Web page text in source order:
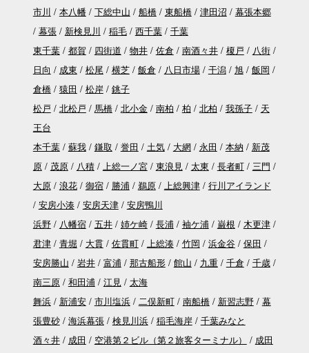
市川
本八幡 下総中山 船橋 東船橋 津田沼
幕張本郷
幕張
新検見川 稲毛 西千葉
千葉
東千葉
都賀 四街道 物井 佐倉 南酒々井 榎戸
八街
日向
成東 松尾 横芝 飯倉 八日市場 干潟 旭
飯岡
倉橋
猿田 松岸
銚子
松戸
北松戸 馬橋 北小金 南柏 柏 北柏 我孫子
天
王台
本千葉
蘇我 鎌取 誉田 土気 大網 永田 本納
新茂
原
茂原 八積 上総一ノ宮 東浪見 太東 長者町
三門
大原
浪花 御宿 勝浦 鵜原 上総興津
行川アイランド
安房小湊
安房天津
安房鴨川
浜野
八幡宿 五井 姉ケ崎 長浦 袖ケ浦 巌根
木更津
君津
青堀 大貫 佐貫町 上総湊 竹岡 浜金谷
保田
安房勝山
岩井 富浦 那古船形 館山 九重 千倉
千歳
南三原
和田浦 江見
太海
舞浜
新浦安 市川塩浜 二俣新町 南船橋 新習志野
幕
張豊砂
海浜幕張 検見川浜 稲毛海岸
千葉みなと
酒々井
成田 空港第２ビル（第２旅客ターミナル）
成田